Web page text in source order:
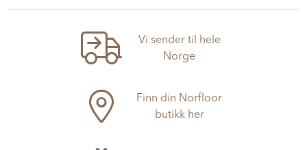
Vi sender til hele
Norge
Finn din Norfloor
butikk her